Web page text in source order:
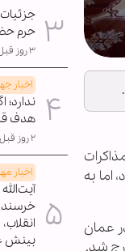
اما به
عمان
حرم
۳ روز قبل
اخبار
ندارد؛
هدف
۲ روز قبل
اخبار
بینش